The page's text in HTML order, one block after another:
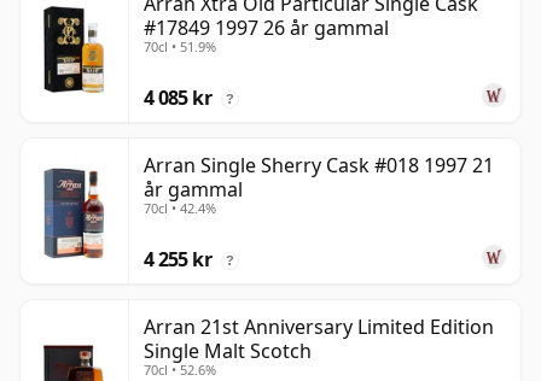
#17849 1997 26 år gammal
70cl • 51.9%
4 085 kr ?
Arran Single Sherry Cask #018 1997 21
år gammal
70cl • 42.4%
4 255 kr ?
Arran 21st Anniversary Limited Edition
Single Malt Scotch
70cl • 52.6%